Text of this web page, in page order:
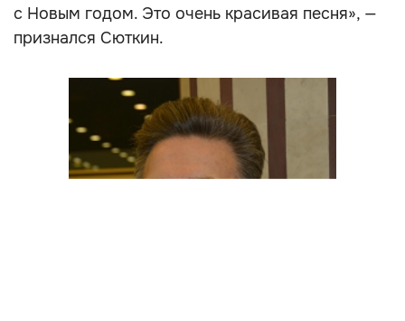
с Новым годом. Это очень красивая песня», —
признался Сюткин.